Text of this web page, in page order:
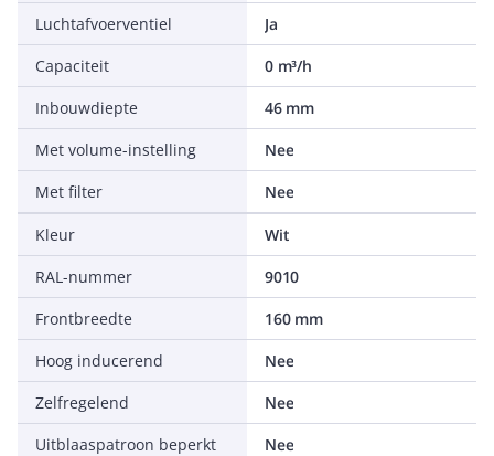
Luchtafvoerventiel
Ja
Capaciteit
0 m³/h
Inbouwdiepte
46 mm
Met volume-instelling
Nee
Met filter
Nee
Kleur
Wit
RAL-nummer
9010
Frontbreedte
160 mm
Hoog inducerend
Nee
Zelfregelend
Nee
Uitblaaspatroon beperkt
Nee